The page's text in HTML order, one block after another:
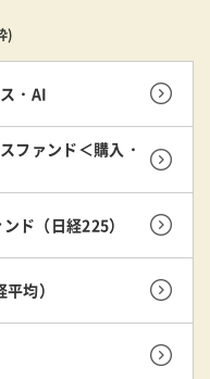
)
・AI
ファンド＜購入・
ド（日経225）
均）